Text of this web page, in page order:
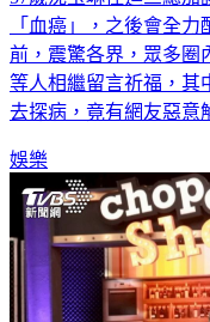
57歲沈玉琳住進三總
「血癌」，之後會全力
前，震驚各界，眾多圈
等人相繼留言祈福，其
娛樂